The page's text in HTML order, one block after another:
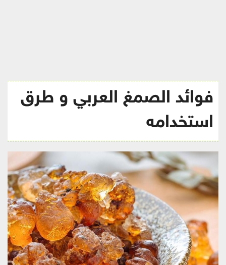
فوائد الصمغ العربي و طرق
استخدامه